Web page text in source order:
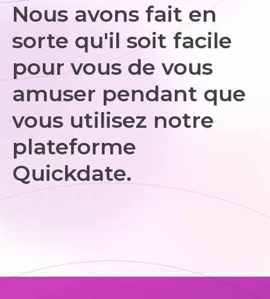
Nous avons fait en
sorte qu'il soit facile
pour vous de vous
amuser pendant que
vous utilisez notre
plateforme
Quickdate.